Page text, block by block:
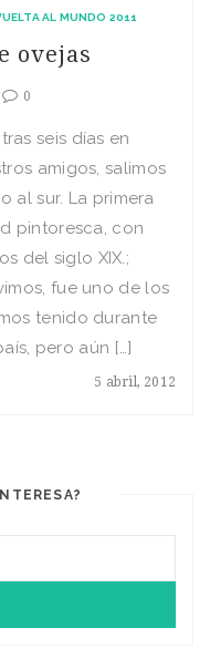
AL MUNDO 2011
ovejas
0
5 abril, 2012
seis días en
amigos, salimos
al sur. La primera
pintoresca, con
del siglo XIX.;
fue uno de los
tenido durante
pero aún […]